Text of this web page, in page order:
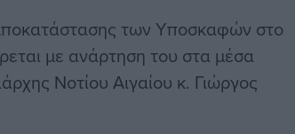
των Υποσκαφών στο
με ανάρτηση του στα μέσα
Νοτίου Αιγαίου κ. Γιώργος